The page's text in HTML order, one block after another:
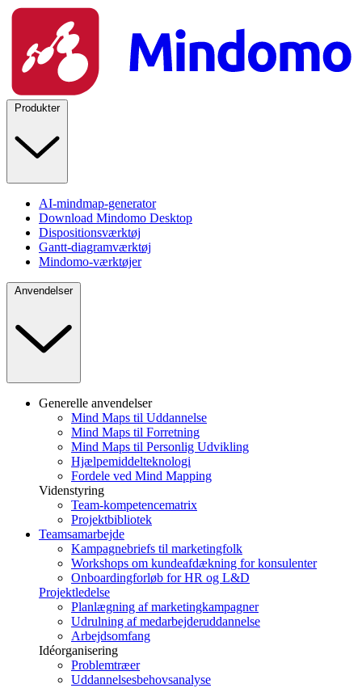
Produkter
AI-mindmap-generator
Download Mindomo Desktop
Dispositionsværktøj
Gantt-diagramværktøj
Mindomo-værktøjer
Anvendelser
Generelle anvendelser
Mind Maps til Uddannelse
Mind Maps til Forretning
Mind Maps til Personlig Udvikling
Hjælpemiddelteknologi
Fordele ved Mind Mapping
Videnstyring
Team-kompetencematrix
Projektbibliotek
Teamsamarbejde
Kampagnebriefs til marketingfolk
Workshops om kundeafdækning for konsulenter
Onboardingforløb for HR og L&D
Projektledelse
Planlægning af marketingkampagner
Udrulning af medarbejderuddannelse
Arbejdsomfang
Idéorganisering
Problemtræer
Uddannelsesbehovsanalyse